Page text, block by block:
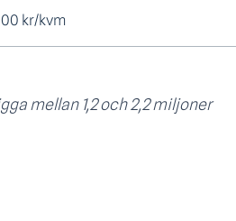
kr/kvm
mellan 1,2 och 2,2 miljoner